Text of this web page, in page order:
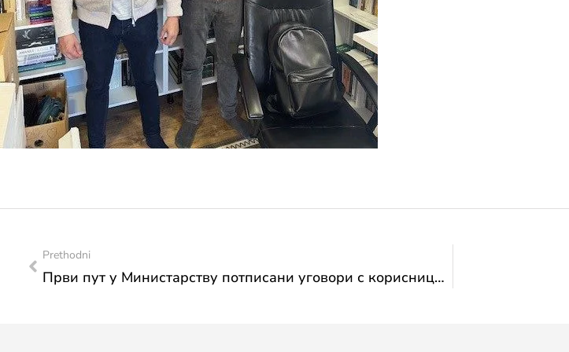
Prethodni
Први пут у Министарству потписани уговори с корисницима за програм „Промовисање публицистике култура народа у Босни и Херцеговини“